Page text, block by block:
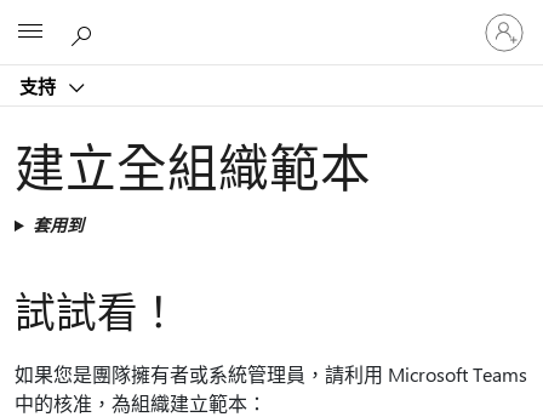
支持
登
入
您
建立全組織範本
套用到
試試看！
如果您是團隊擁有者或系統管理員，請利用 Microsoft Teams
中的核准，為組織建立範本：